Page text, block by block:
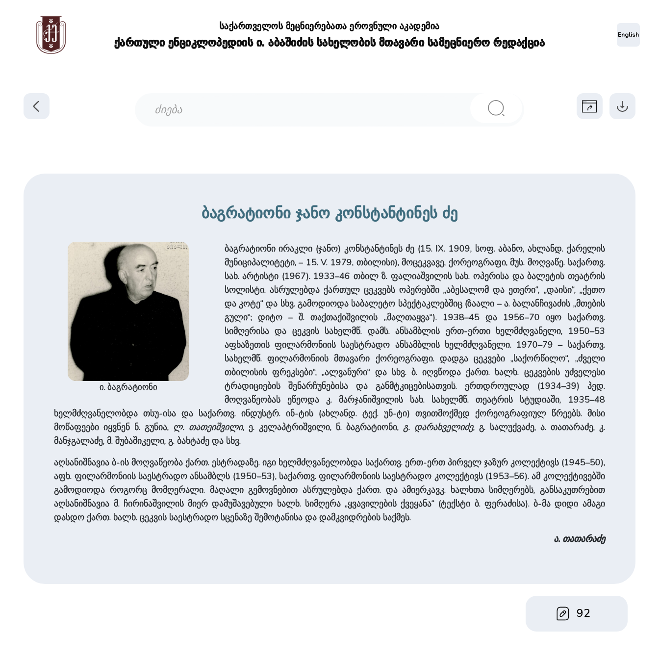
საქართველოს მეცნიერებათა ეროვნული აკადემია
ქართული ენციკლოპედიის ი. აბაშიძის სახელობის მთავარი სამეცნიერო რედაქცია
English
ბაგრატიონი ჯანო კონსტანტინეს ძე
ი. ბაგრატიონი
ბაგრატიონი ირაკლი (ჯანო) კონსტანტინეს ძე (15. IX. 1909, სოფ. აბანო, ახლანდ. ქარელის
მუნიციპალიტეტი, – 15. V. 1979, თბილისი), მოცეკვავე, ქორეოგრაფი, მუს. მოღვაწე. საქართვ.
სახ. არტისტი (1967). 1933–46 თბილ ზ. ფალიაშვილის სახ. ოპერისა და ბალეტის თეატრის
სოლისტი. ასრულებდა ქართულ ცეკვებს ოპერებში „აბესალომ და ეთერი“, „დაისი“, „ქეთო
და კოტე“ და სხვ. გამოდიოდა საბალეტო სპექტაკლებშიც (ზაალი – ა. ბალანჩივაძის „მთების
გული“; დიტო – შ. თაქთაქიშვილის „მალთაყვა“). 1938–45 და 1956–70 იყო საქართვ.
სიმღერისა და ცეკვის სახელმწ. დამს. ანსამბლის ერთ-ერთი ხელმძღვანელი, 1950–53
აფხაზეთის ფილარმონიის საესტრადო ანსამბლის ხელმძღვანელი. 1970–79 – საქართვ.
სახელმწ. ფილარმონიის მთავარი ქორეოგრაფი. დადგა ცეკვები „საქორწილო“, „ძველი
თბილისის ფრეკსები“, „ალვანური“ და სხვ. ბ. იღვწოდა ქართ. ხალხ. ცეკვების უძველესი
ტრადიციების შენარჩუნებისა და განმტკიცებისათვის. ერთდროულად (1934–39) პედ.
მოღვაწეობას ეწეოდა კ. მარჯანიშვილის სახ. სახელმწ. თეატრის სტუდიაში, 1935–48
ხელმძღვანელობდა თსუ-ისა და საქართვ. ინდუსტრ. ინ-ტის (ახლანდ. ტექ. უნ-ტი) თვითმოქმედ ქორეოგრაფიულ წრეებს. მისი
მოწაფეები იყვნენ ნ. გუნია, ლ. თათეიშვილი, ე. კელაპტრიშვილი, ნ. ბაგრატიონი, გ. დარახველიძე, გ. სალუქვაძე, ა. თათარაძე, კ.
მანჯგალაძე, მ. შუბაშიკელი, გ. ბახტაძე და სხვ.
აღსანიშნავია ბ-ის მოღვაწეობა ქართ. ესტრადაზე. იგი ხელმძღვანელობდა საქართვ. ერთ-ერთ პირველ ჯაზურ კოლექტივს (1945–50),
აფხ. ფილარმონიის საესტრადო ანსამბლს (1950–53), საქართვ. ფილარმონიის საესტრადო კოლექტივს (1953–56). ამ კოლექტივებში
გამოდიოდა როგორც მომღერალი. მაღალი გემოვნებით ასრულებდა ქართ. და ამიერკავკ. ხალხთა სიმღერებს, განსაკუთრებით
აღსანიშნავია მ. ჩირინაშვილის მიერ დამუშავებული ხალხ. სიმღერა „ყვავილების ქვეყანა“ (ტექსტი ბ. ფერაძისა). ბ-მა დიდი ამაგი
დასდო ქართ. ხალხ. ცეკვის საესტრადო სცენაზე შემოტანისა და დამკვიდრების საქმეს.
ა. თათარაძე
92